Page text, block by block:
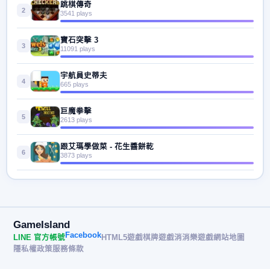
2
跳棋傳奇
3541 plays
3
寶石突擊 3
11091 plays
4
宇航員史蒂夫
665 plays
5
巨魔拳擊
2613 plays
6
跟艾瑪學做菜 - 花生醬餅乾
3873 plays
GameIsland
LINE 官方帳號FacebookHTML5遊戲棋牌遊戲消消樂遊戲網站地圖
隱私權政策服務條款